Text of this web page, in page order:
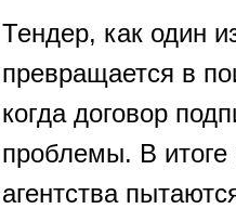
Тендер, как один
превращается в
когда договор
проблемы. В итоге
агентства